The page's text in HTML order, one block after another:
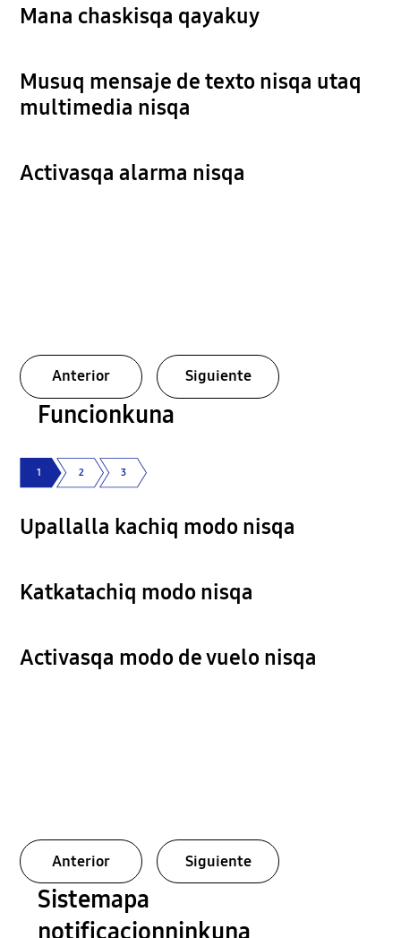
Mana chaskisqa qayakuy
Musuq mensaje de texto nisqa utaq
multimedia nisqa
Activasqa alarma nisqa
Anterior Siguiente
Funcionkuna
1 2 3
Upallalla kachiq modo nisqa
Katkatachiq modo nisqa
Activasqa modo de vuelo nisqa
Anterior Siguiente
Sistemapa
notificacionninkuna